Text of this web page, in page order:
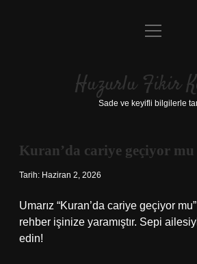
Anasayfa
Yasal Uyarı
menüyü
Huzurlu Fikir
Sade ve keyifli bilgilerle
Kuran’da cariye geçiyor mu
Tarih: Haziran 2, 2026
Umarız “Kuran’da cariye geçiyor
rehber işinize yaramıştır. Sepi
edin!